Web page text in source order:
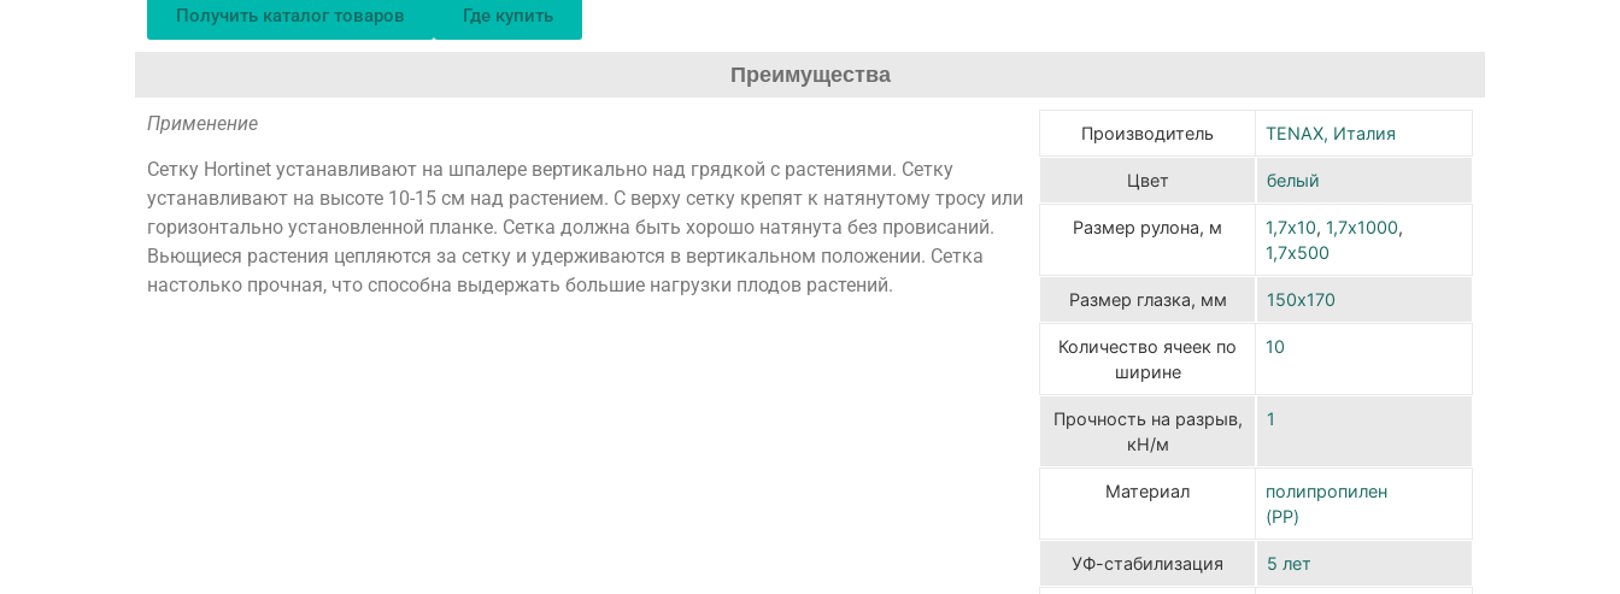
Получить каталог товаров Где купить
Преимущества
Производитель TENAX, Италия
Цвет белый
Размер рулона, м 1,7х10, 1,7х1000,
1,7х500
Размер глазка, мм 150х170
Количество ячеек по
ширине
10
Прочность на разрыв,
кН/м
1
Материал
полипропилен
(PP)
УФ-стабилизация 5 лет
Применение
Сетку Hortinet устанавливают на шпалере вертикально над грядкой с растениями. Сетку
устанавливают на высоте 10-15 см над растением. С верху сетку крепят к натянутому тросу или
горизонтально установленной планке. Сетка должна быть хорошо натянута без провисаний.
Вьющиеся растения цепляются за сетку и удерживаются в вертикальном положении. Сетка
настолько прочная, что способна выдержать большие нагрузки плодов растений.